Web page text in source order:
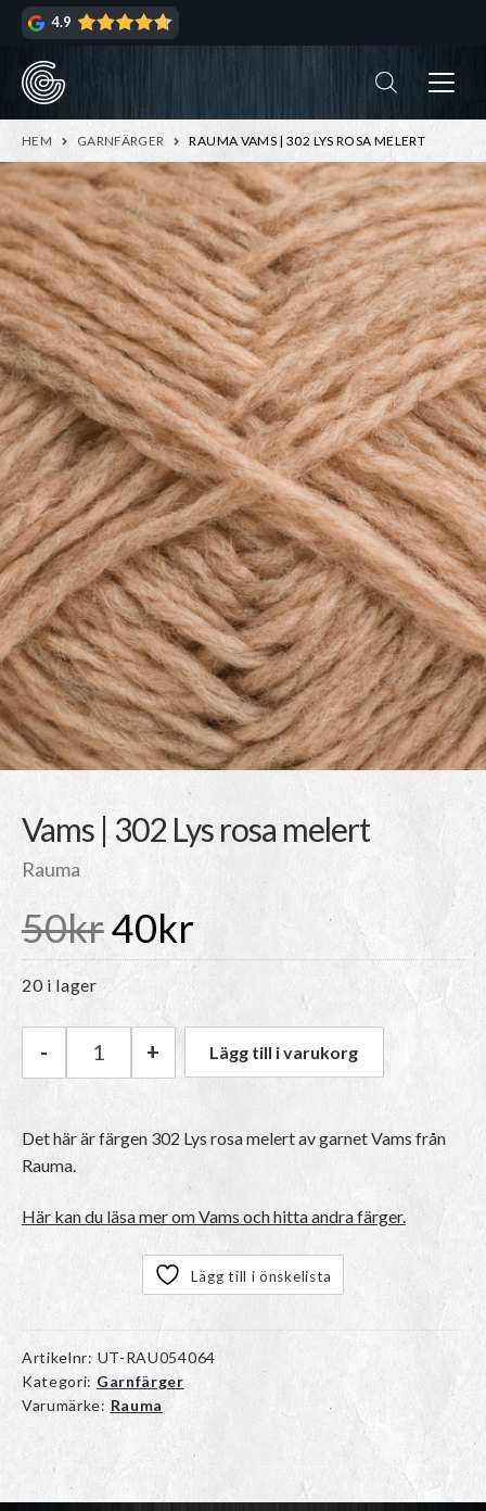
Hoppa
navigering
Hoppa
innehåll
4.9
HEM GARNFÄRGER RAUMA VAMS | 302 LYS ROSA MELERT
Vams | 302 Lys rosa melert
Rauma
50krDet
ursprungliga
priset
50kr.
40krDet
nuvarande
priset
20 i lager
Rauma Vams | 302 Lys rosa melert mängd
- + Lägg till i varukorg
Det här är färgen 302 Lys rosa melert av garnetVams från
Rauma.
Här kan du läsa mer om Vams och hitta andra färger.
Lägg till i önskelista
Artikelnr: UT-RAU054064
Kategori: Garnfärger
Varumärke: Rauma